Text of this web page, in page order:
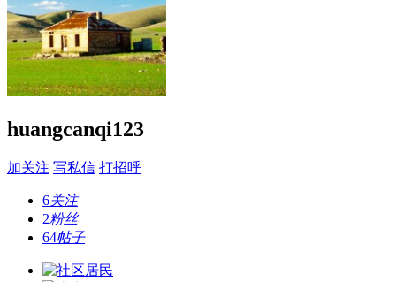
huangcanqi123
加关注 写私信 打招呼
6关注
2粉丝
64帖子